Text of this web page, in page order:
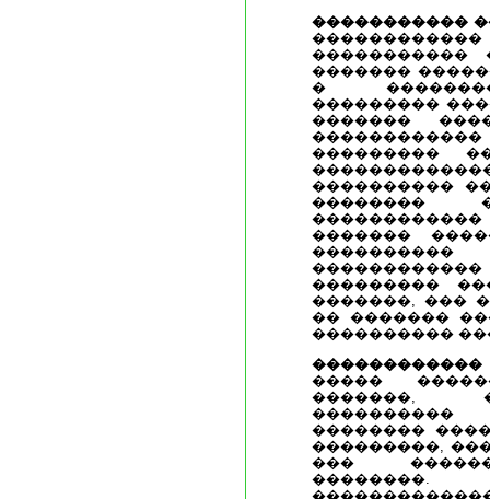
�����������
�����������
�������
�
���������
�������
���������
����������
��������
�������
���������
�������, ���
�� �������
����������
�����
�������,
��������
���������,
���